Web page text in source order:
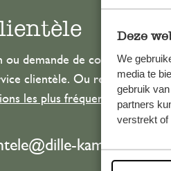
Deze
We
media te
gebruik
partners
verstrekt of
demande de conseil ou
clientèle. Ou retrouvez ici
les plus fréquemment posées
kamille.com